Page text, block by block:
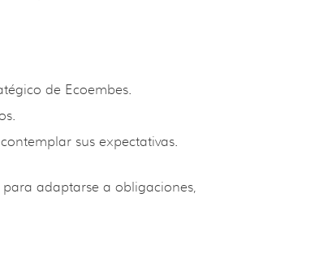
de Ecoembes.
sus expectativas.
adaptarse a obligaciones,